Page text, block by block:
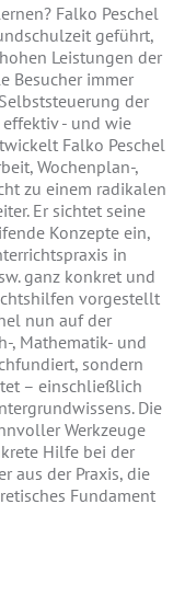
Falko Peschel
geführt,
Leistungen der
Besucher immer
der
- und wie
Falko Peschel
Wochenplan-,
zu einem radikalen
Er sichtet seine
Konzepte ein,
in
ganz konkret und
vorgestellt
nun auf der
, Mathematik- und
sondern
– einschließlich
Die
Werkzeuge
Hilfe bei der
aus der Praxis, die
Fundament